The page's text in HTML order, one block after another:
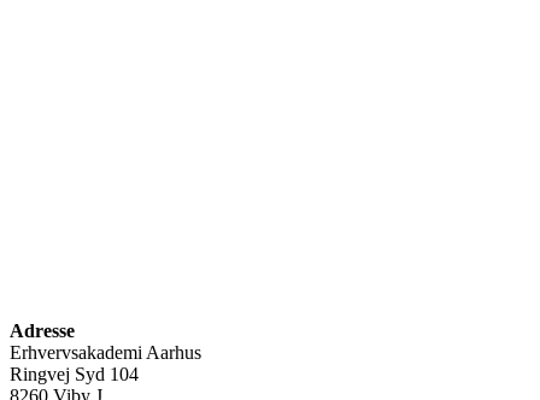
Adresse
Erhvervsakademi Aarhus
Ringvej Syd 104